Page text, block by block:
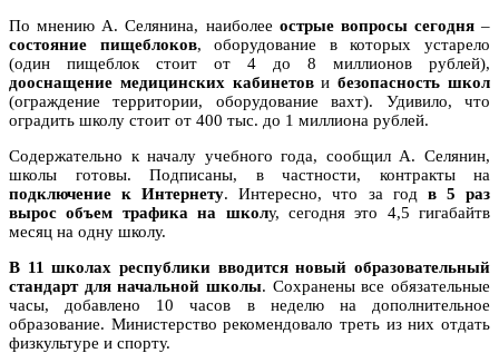
По мнению А. Селянина, наиболее острые вопросы сегодня–
состояние пищеблоков, оборудование в которых устарело
(один пищеблок стоит от 4 до 8 миллионов рублей),
дооснащение медицинских кабинетовибезопасность школ
(ограждение территории, оборудование вахт). Удивило, что
оградить школу стоит от 400 тыс. до 1 миллиона рублей.
Содержательно к началу учебного года, сообщил А. Селянин,
школы готовы. Подписаны, в частности, контракты на
подключение к Интернету. Интересно, что за год в 5 раз
вырос объем трафика на школу, сегодня это 4,5 гигабайтв
месяц на одну школу.
В 11 школах республики вводится новый образовательный
стандарт для начальной школы. Сохранены все обязательные
часы, добавлено 10 часов в неделю на дополнительное
образование. Министерство рекомендовало треть из них отдать
физкультуре и спорту.